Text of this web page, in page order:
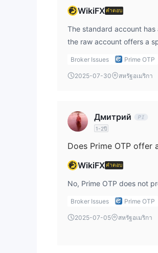
ฉันสามารถเทรดอะไรบน Prime
Prime OTP ให้การเข้าถึงเค
รวมถึงคู่สกุลเงินหลัก รอง และ
การซื้อขายในโลหะ เช่น ทองค
กัน โดยครอบคลุมสินทรัพย์ดิจิ
หลายของเครื่องมือทางการเงิ
ก็ตาม รายละเอียดเฉพาะของ
อย่างครบถ้วนในข้อมูลที่ให้มา
ประเภทบัญชี
Prime OTP มีประเภทของ
ประกอบด้วย Standard, Raw
ThePrime OTP บัญชีมาพร้อ
ออกแบบมาสำหรับเทรดเดอร์
WikiFXคำตอบ
The standard account has
the raw account offers a
Broker Issues Prime OTP
2025-07-30 สหรัฐอเมริกา
Дмитрий
1-2ปี
Does Prime OTP offer
WikiFXคำตอบ
No, Prime OTP does not
Broker Issues Prime OTP
2025-07-05 สหรัฐอเมริกา